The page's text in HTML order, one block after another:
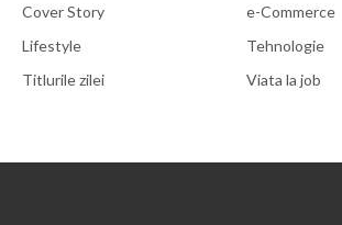
Cover Story
e-Commerce
Lifestyle
Tehnologie
Titlurile zilei
Viata la job